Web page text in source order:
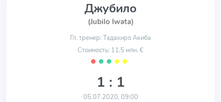
Джубило
(Jubilo Iwata)
Гл. тренер: Тадахиро Акиба
Стоимость: 11.5 млн. €
⬤ ⬤ ⬤ ⬤ ⬤
1 : 1
05.07.2020, 09:00